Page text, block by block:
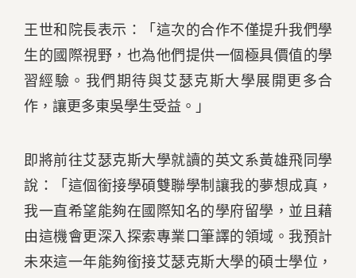
王世和院長表示：「這次的合作不僅提升我們學
生的國際視野，也為他們提供一個極具價值的學
習經驗。我們期待與艾瑟克斯大學展開更多合
作，讓更多東吳學生受益。」
即將前往艾瑟克斯大學就讀的英文系黃雄飛同學
說：「這個銜接學碩雙聯學制讓我的夢想成真，
我一直希望能夠在國際知名的學府留學，並且藉
由這機會更深入探索專業口筆譯的領域。我預計
未來這一年能夠銜接艾瑟克斯大學的碩士學位，